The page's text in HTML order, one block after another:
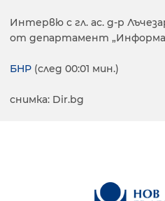
Интервю с гл. ас. д-р
от департамент
БНР (след 00:01 мин.)
снимка: Dir.bg